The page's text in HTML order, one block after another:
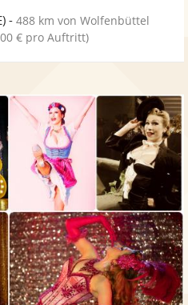
-488 km von Wolfenbüttel
€ pro Auftritt)